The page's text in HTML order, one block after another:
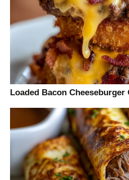
Loaded Bacon Cheeseburger